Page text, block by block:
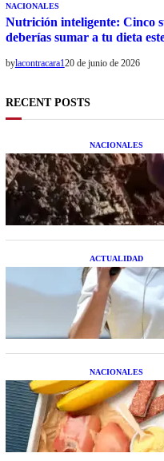
NACIONALES
Nutrición inteligente: Cinco
deberías sumar a tu dieta
bylacontracara120 de junio de 2026
RECENT POSTS
NACIONALES
Una mujer
ACTUALIDAD
La startup
resolver el
NACIONALES
Nutrición
temporada